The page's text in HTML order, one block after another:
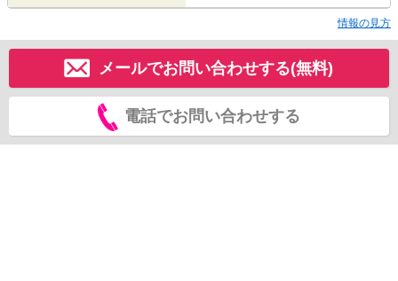
情報の見方
メールでお問い合わせする(無料)
電話でお問い合わせする